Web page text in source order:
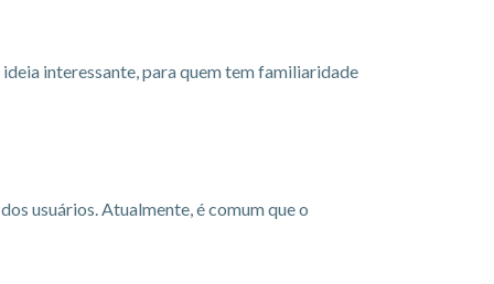
interessante, para quem tem familiaridade
usuários. Atualmente, é comum que o